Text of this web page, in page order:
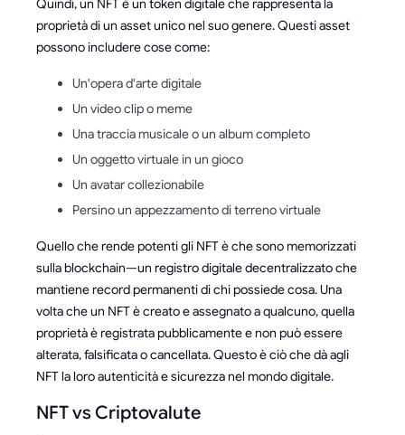
Quindi, un NFT è un token digitale che rappresenta la
proprietà di un asset unico nel suo genere. Questi asset
possono includere cose come:
Un'opera d'arte digitale
Un video clip o meme
Una traccia musicale o un album completo
Un oggetto virtuale in un gioco
Un avatar collezionabile
Persino un appezzamento di terreno virtuale
Quello che rende potenti gli NFT è che sono memorizzati
sulla blockchain—un registro digitale decentralizzato che
mantiene record permanenti di chi possiede cosa. Una
volta che un NFT è creato e assegnato a qualcuno, quella
proprietà è registrata pubblicamente e non può essere
alterata, falsificata o cancellata. Questo è ciò che dà agli
NFT la loro autenticità e sicurezza nel mondo digitale.
NFT vs Criptovalute